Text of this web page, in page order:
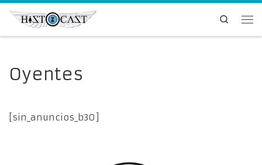
Saltar al contenido
Search
Oyentes
[sin_anuncios_b30]